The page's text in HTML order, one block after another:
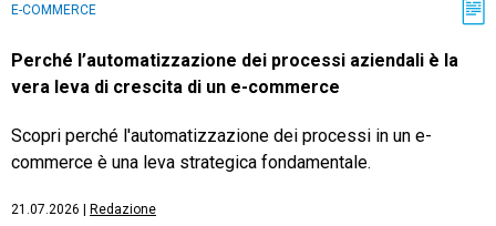
E-COMMERCE
Perché l’automatizzazione dei processi aziendali è la
vera leva di crescita di un e-commerce
Scopri perché l'automatizzazione dei processi in un e-
commerce è una leva strategica fondamentale.
21.07.2026 Redazione